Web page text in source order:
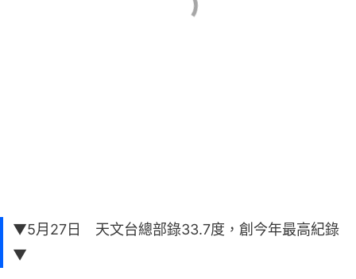
▼5月27日 天文台總部錄33.7度，創今年最高紀錄
▼